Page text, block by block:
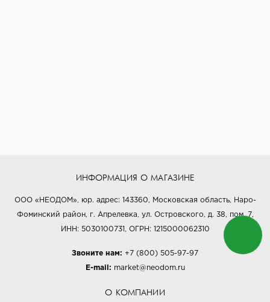
ИНФОРМАЦИЯ О МАГАЗИНЕ
ООО «НЕОДОМ», юр. адрес: 143360, Московская область, Наро-
Фоминский район, г. Апрелевка, ул. Островского, д. 38, пом. 7,
ИНН: 5030100731, ОГРН: 1215000062310
Звоните нам: +7 (800) 505-97-97
E-mail: market@neodom.ru
О КОМПАНИИ